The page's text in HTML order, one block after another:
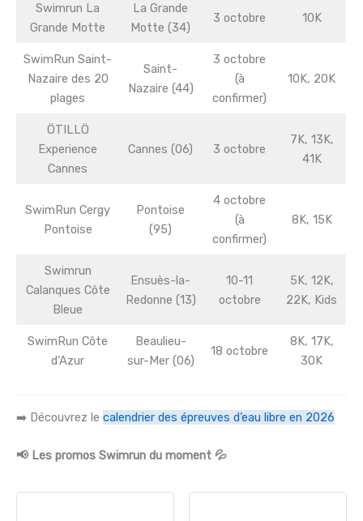
Swimrun La
Grande Motte
La Grande
Motte (34)
3 octobre 10K
SwimRun Saint-
Nazaire des 20
plages
Saint-
Nazaire (44)
3 octobre
(à
confirmer)
10K, 20K
ÖTILLÖ
Experience
Cannes
Cannes (06) 3 octobre
7K, 13K,
41K
SwimRun Cergy
Pontoise
Pontoise
(95)
4 octobre
(à
confirmer)
8K, 15K
Swimrun
Calanques Côte
Bleue
Ensuès-la-
Redonne (13)
10-11
octobre
5K, 12K,
22K, Kids
SwimRun Côte
d’Azur
Beaulieu-
sur-Mer (06)
18 octobre
8K, 17K,
30K
➡️ Découvrez le calendrier des épreuves d’eau libre en 2026
📢 Les promos Swimrun du moment 💦